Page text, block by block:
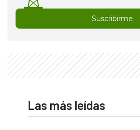
Suscribirme
Las más leídas